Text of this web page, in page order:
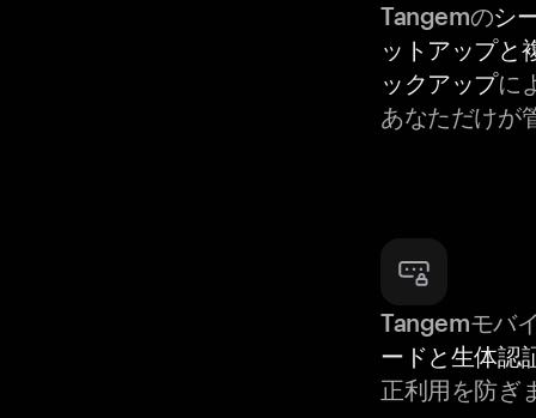
Tangemのシ
ットアップと
ックアップに
あなただけが
Tangemモバ
ードと生体認
正利用を防ぎ